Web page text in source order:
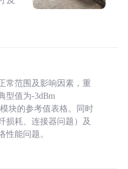
常范围及影响因素，重
型值为-3dBm
块的参考值表格。同时
损耗、连接器问题）及
性能问题。